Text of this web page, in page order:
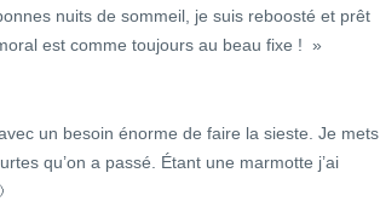
nuits de sommeil, je suis reboosté et prêt
est comme toujours au beau fixe ! »
un besoin énorme de faire la sieste. Je mets
qu’on a passé. Étant une marmotte j’ai